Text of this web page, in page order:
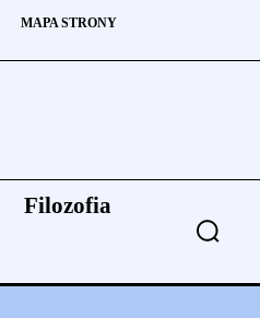
MAPA STRONY
Filozofia